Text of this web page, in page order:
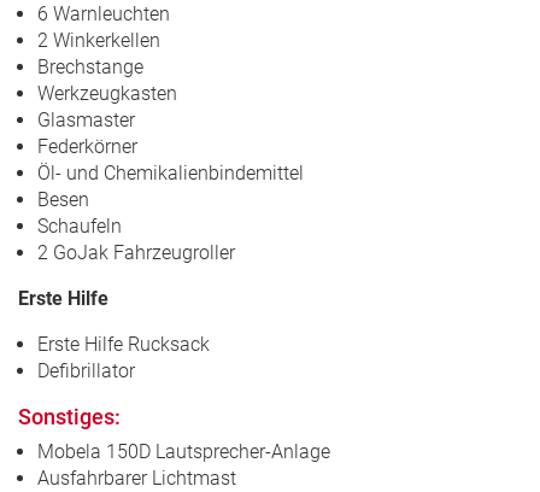
6 Warnleuchten
2 Winkerkellen
Brechstange
Werkzeugkasten
Glasmaster
Federkörner
Öl- und Chemikalienbindemittel
Besen
Schaufeln
2 GoJak Fahrzeugroller
Erste Hilfe
Erste Hilfe Rucksack
Defibrillator
Sonstiges:
Mobela 150D Lautsprecher-Anlage
Ausfahrbarer Lichtmast